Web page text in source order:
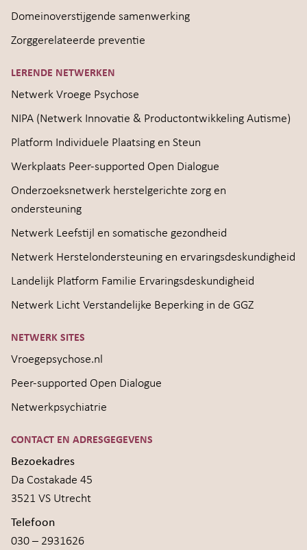
Domeinoverstijgende samenwerking
Zorggerelateerde preventie
LERENDE NETWERKEN
Netwerk Vroege Psychose
NIPA (Netwerk Innovatie & Productontwikkeling Autisme)
Platform Individuele Plaatsing en Steun
Werkplaats Peer-supported Open Dialogue
Onderzoeksnetwerk herstelgerichte zorg en
ondersteuning
Netwerk Leefstijl en somatische gezondheid
Netwerk Herstelondersteuning en ervaringsdeskundigheid
Landelijk Platform Familie Ervaringsdeskundigheid
Netwerk Licht Verstandelijke Beperking in de GGZ
NETWERK SITES
Vroegepsychose.nl
Peer-supported Open Dialogue
Netwerkpsychiatrie
CONTACT EN ADRESGEGEVENS
Bezoekadres
Da Costakade 45
3521 VS Utrecht
Telefoon
030 – 2931626